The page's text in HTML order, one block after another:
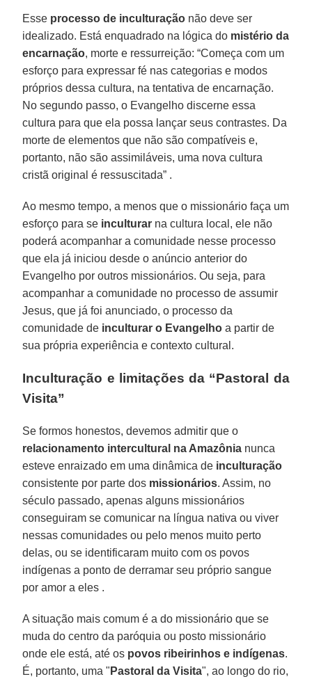
Esse processo de inculturação não deve ser
idealizado. Está enquadrado na lógica do mistério da
encarnação, morte e ressurreição: “Começa com um
esforço para expressar fé nas categorias e modos
próprios dessa cultura, na tentativa de encarnação.
No segundo passo, o Evangelho discerne essa
cultura para que ela possa lançar seus contrastes. Da
morte de elementos que não são compatíveis e,
portanto, não são assimiláveis, uma nova cultura
cristã original é ressuscitada” .
Ao mesmo tempo, a menos que o missionário faça um
esforço para se inculturar na cultura local, ele não
poderá acompanhar a comunidade nesse processo
que ela já iniciou desde o anúncio anterior do
Evangelho por outros missionários. Ou seja, para
acompanhar a comunidade no processo de assumir
Jesus, que já foi anunciado, o processo da
comunidade de inculturar o Evangelho a partir de
sua própria experiência e contexto cultural.
Inculturação e limitações da “Pastoral da
Visita”
Se formos honestos, devemos admitir que o
relacionamento intercultural na Amazônia nunca
esteve enraizado em uma dinâmica de inculturação
consistente por parte dos missionários. Assim, no
século passado, apenas alguns missionários
conseguiram se comunicar na língua nativa ou viver
nessas comunidades ou pelo menos muito perto
delas, ou se identificaram muito com os povos
indígenas a ponto de derramar seu próprio sangue
por amor a eles .
A situação mais comum é a do missionário que se
muda do centro da paróquia ou posto missionário
onde ele está, até os povos ribeirinhos e indígenas.
É, portanto, uma " Pastoral da Visita", ao longo do rio,